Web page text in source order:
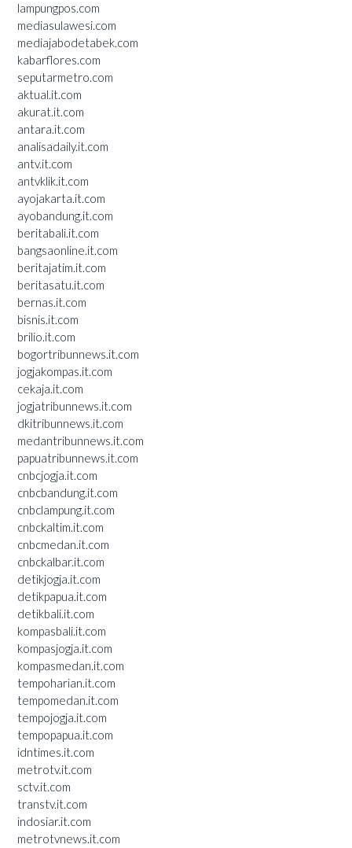
lampungpos.com
mediasulawesi.com
mediajabodetabek.com
kabarflores.com
seputarmetro.com
aktual.it.com
akurat.it.com
antara.it.com
analisadaily.it.com
antv.it.com
antvklik.it.com
ayojakarta.it.com
ayobandung.it.com
beritabali.it.com
bangsaonline.it.com
beritajatim.it.com
beritasatu.it.com
bernas.it.com
bisnis.it.com
brilio.it.com
bogortribunnews.it.com
jogjakompas.it.com
cekaja.it.com
jogjatribunnews.it.com
dkitribunnews.it.com
medantribunnews.it.com
papuatribunnews.it.com
cnbcjogja.it.com
cnbcbandung.it.com
cnbclampung.it.com
cnbckaltim.it.com
cnbcmedan.it.com
cnbckalbar.it.com
detikjogja.it.com
detikpapua.it.com
detikbali.it.com
kompasbali.it.com
kompasjogja.it.com
kompasmedan.it.com
tempoharian.it.com
tempomedan.it.com
tempojogja.it.com
tempopapua.it.com
idntimes.it.com
metrotv.it.com
sctv.it.com
transtv.it.com
indosiar.it.com
metrotvnews.it.com